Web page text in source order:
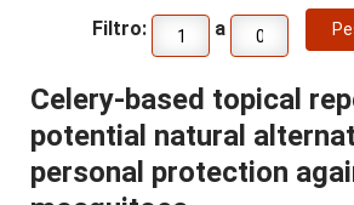
Filtro: a
Celery-based topical
potential natural
personal protection